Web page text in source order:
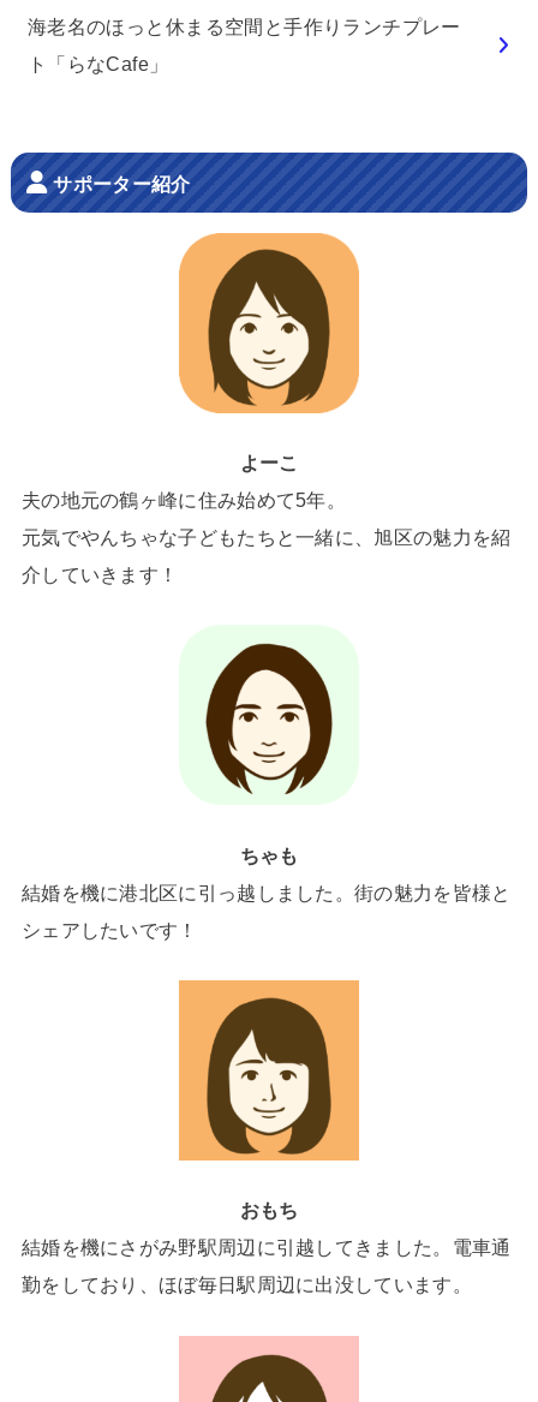
海老名のほっと休まる空間と手作りランチプレー
ト「らなCafe」
サポーター紹介
よーこ
夫の地元の鶴ヶ峰に住み始めて5年。
元気でやんちゃな子どもたちと一緒に、旭区の魅力を紹
介していきます！
ちゃも
結婚を機に港北区に引っ越しました。街の魅力を皆様と
シェアしたいです！
おもち
結婚を機にさがみ野駅周辺に引越してきました。電車通
勤をしており、ほぼ毎日駅周辺に出没しています。